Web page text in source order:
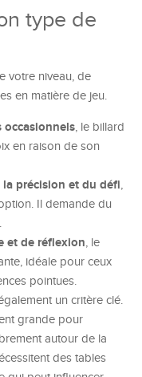
type de
votre niveau, de
en matière de jeu.
occasionnels, le billard
en raison de son
précision et du défi,
Il demande du
et de réflexion, le
idéale pour ceux
pointues.
un critère clé.
grande pour
autour de la
des tables